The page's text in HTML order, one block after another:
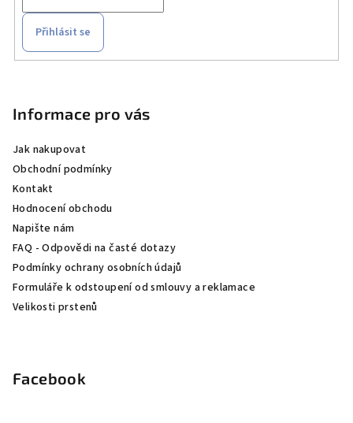
Přihlásit se
Informace pro vás
Jak nakupovat
Obchodní podmínky
Kontakt
Hodnocení obchodu
Napište nám
FAQ - Odpovědi na časté dotazy
Podmínky ochrany osobních údajů
Formuláře k odstoupení od smlouvy a reklamace
Velikosti prstenů
Facebook